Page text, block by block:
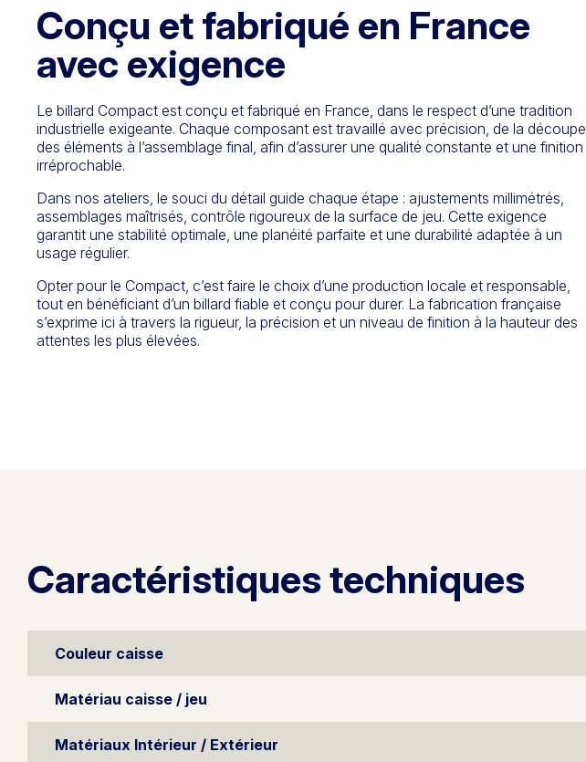
Conçu et fabriqué en France
avec exigence
Le billard Compact est conçu et fabriqué en France, dans le respect d’une tradition
industrielle exigeante. Chaque composant est travaillé avec précision, de la découpe
des éléments à l’assemblage final, afin d’assurer une qualité constante et une finition
irréprochable.
Dans nos ateliers, le souci du détail guide chaque étape : ajustements millimétrés,
assemblages maîtrisés, contrôle rigoureux de la surface de jeu. Cette exigence
garantit une stabilité optimale, une planéité parfaite et une durabilité adaptée à un
usage régulier.
Opter pour le Compact, c’est faire le choix d’une production locale et responsable,
tout en bénéficiant d’un billard fiable et conçu pour durer. La fabrication française
s’exprime ici à travers la rigueur, la précision et un niveau de finition à la hauteur des
attentes les plus élevées.
Caractéristiques techniques
Couleur caisse
Matériau caisse / jeu
Matériaux Intérieur / Extérieur